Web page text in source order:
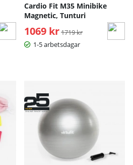
Cardio Fit M35 Minibike
Magnetic, Tunturi
1069 kr Ordinarie pris:
1719 kr
1-5 arbetsdagar